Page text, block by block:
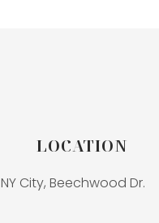
LOCATION
NY City, Beechwood Dr.